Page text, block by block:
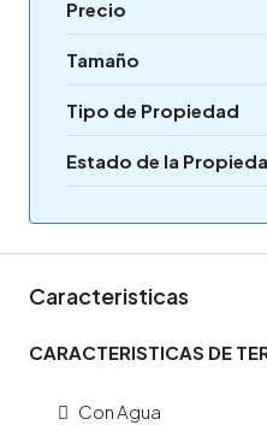
Precio
Tamaño
Tipo de Propiedad
Estado de la
Caracteristicas
CARACTERISTICAS DE
Con Agua